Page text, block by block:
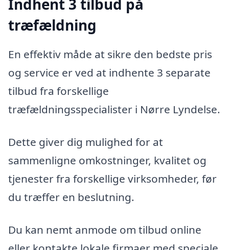
Indhent 3 tilbud på
træfældning
En effektiv måde at sikre den bedste pris
og service er ved at indhente 3 separate
tilbud fra forskellige
træfældningsspecialister i Nørre Lyndelse.
Dette giver dig mulighed for at
sammenligne omkostninger, kvalitet og
tjenester fra forskellige virksomheder, før
du træffer en beslutning.
Du kan nemt anmode om tilbud online